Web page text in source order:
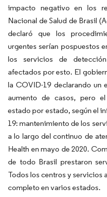
impacto negativo en los
Nacional de Salud de Brasil
declaró que los
urgentes serían pospuestos
los servicios de
afectados por esto. El
la COVID-19 declarando un
aumento de casos, pero
estado por estado, según el
19: mantenimiento de los
a lo largo del continuo de
Health en mayo de 2020.
de todo Brasil prestaron
Todos los centros y servicios
completo en varios estados.